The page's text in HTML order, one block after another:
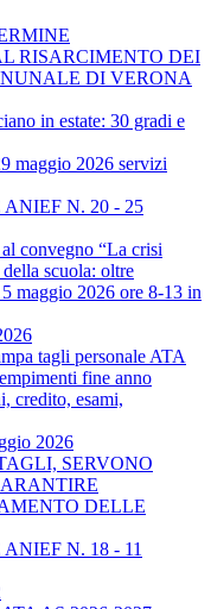
RISARCIMENTO DEI
DI VERONA
in estate: 30 gradi e
maggio 2026 servizi
N. 20 - 25
convegno “La crisi
scuola: oltre
maggio 2026 ore 8-13 in
tagli personale ATA
fine anno
credito, esami,
2026
SERVONO
DELLE
N. 18 - 11